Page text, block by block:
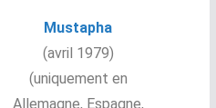
Mustapha
(avril 1979)
(uniquement en
Allemagne, Espagne,